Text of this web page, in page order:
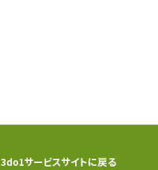
3do1サービスサイトに戻る